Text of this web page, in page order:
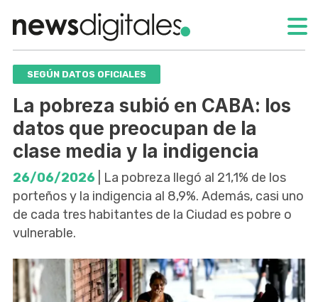
SEGÚN DATOS OFICIALES
La pobreza subió en CABA: los
datos que preocupan de la
clase media y la indigencia
26/06/2026 | La pobreza llegó al 21,1% de los
porteños y la indigencia al 8,9%. Además, casi uno
de cada tres habitantes de la Ciudad es pobre o
vulnerable.